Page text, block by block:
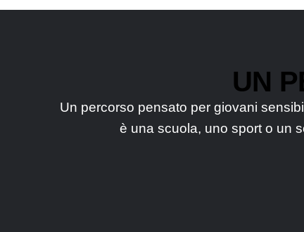
UN
Un percorso pensato per giovani
è una scuola, uno sport o un